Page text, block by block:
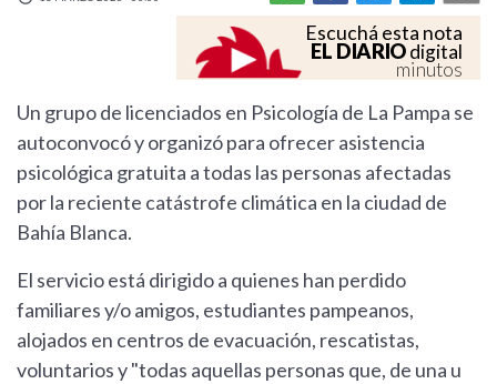
Escuchá esta nota
EL DIARIOdigital
minutos
Un grupo de licenciados en Psicología de La Pampa se
autoconvocó y organizó para ofrecer asistencia
psicológica gratuita a todas las personas afectadas
por la reciente catástrofe climática en la ciudad de
Bahía Blanca.
El servicio está dirigido a quienes han perdido
familiares y/o amigos, estudiantes pampeanos,
alojados en centros de evacuación, rescatistas,
voluntarios y "todas aquellas personas que, de una u